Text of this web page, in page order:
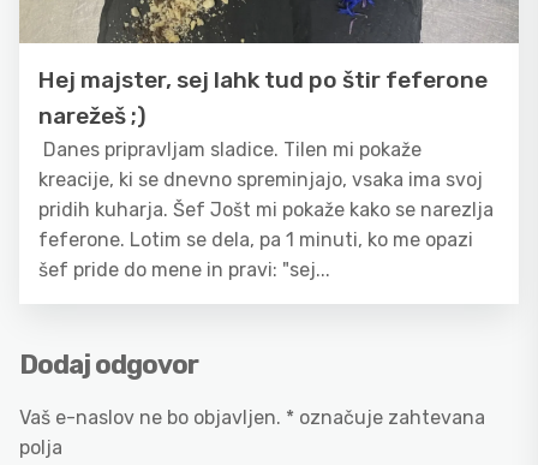
Hej majster, sej lahk tud po štir feferone
narežeš ;)
Danes pripravljam sladice. Tilen mi pokaže
kreacije, ki se dnevno spreminjajo, vsaka ima svoj
pridih kuharja. Šef Jošt mi pokaže kako se narezlja
feferone. Lotim se dela, pa 1 minuti, ko me opazi
šef pride do mene in pravi: "sej...
Dodaj odgovor
Vaš e-naslov ne bo objavljen. * označuje zahtevana
polja